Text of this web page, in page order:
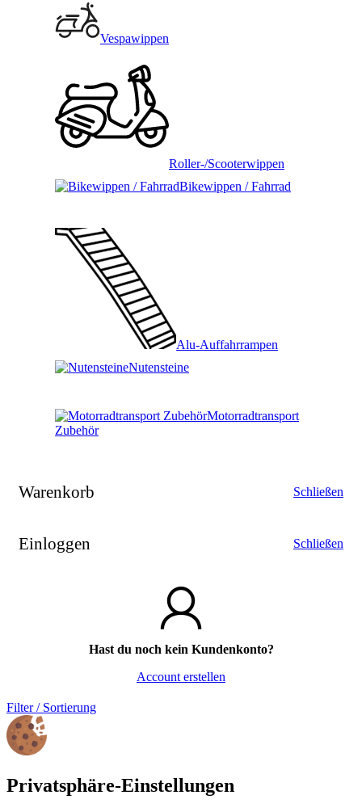
Vespawippen
Roller-/Scooterwippen
Bikewippen / Fahrrad
Alu-Auffahrrampen
Nutensteine
Motorradtransport
Zubehör
Warenkorb Schließen
Einloggen Schließen
Hast du noch kein Kundenkonto?
Account erstellen
Filter / Sortierung
Privatsphäre-Einstellungen